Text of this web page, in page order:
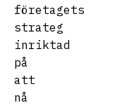
företagets
strateg
inriktad
på
att
nå